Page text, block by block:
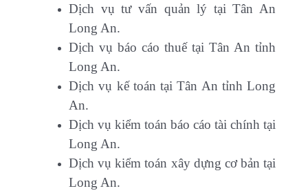
Dịch vụ tư vấn quản lý tại Tân An
Long An.
Dịch vụ báo cáo thuế tại Tân An tỉnh
Long An.
Dịch vụ kế toán tại Tân An tỉnh Long
An.
Dịch vụ kiểm toán báo cáo tài chính tại
Long An.
Dịch vụ kiểm toán xây dựng cơ bản tại
Long An.